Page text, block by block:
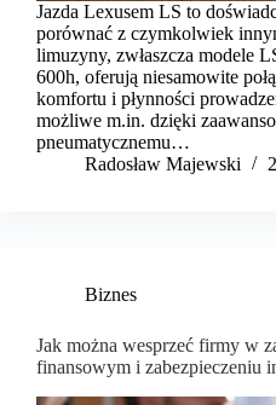
Jazda Lexusem LS to
porównać z czymkolwiek
limuzyny, zwłaszcza modele
600h, oferują niesamowite
komfortu i płynności
możliwe m.in. dzięki
pneumatycznemu…
Radosław Majewski
Biznes
Jak można wesprzeć firmy w
finansowym i zabezpieczeniu